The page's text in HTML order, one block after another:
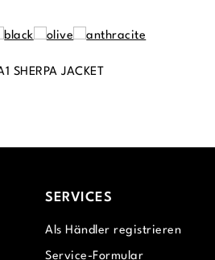
SHERPA JACKET
SERVICES
Als Händler registrieren
Service-Formular